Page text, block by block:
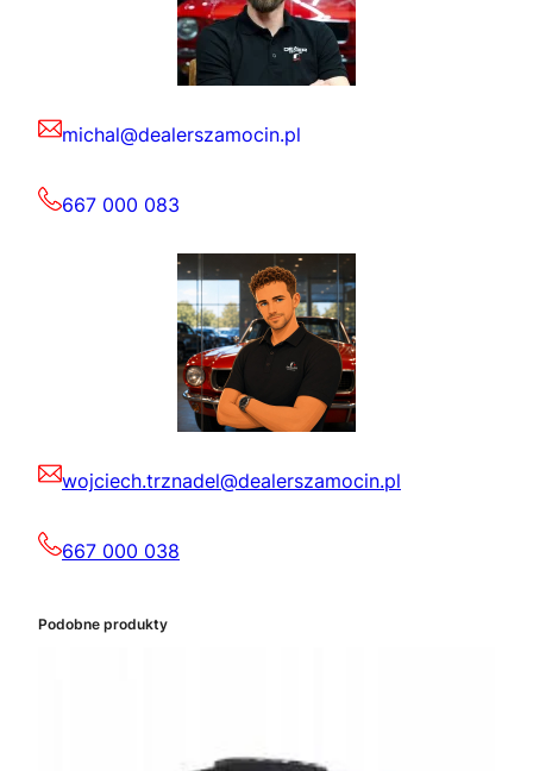
michal@dealerszamocin.pl
667 000 083
wojciech.trznadel@dealerszamocin.pl
667 000 038
Podobne produkty